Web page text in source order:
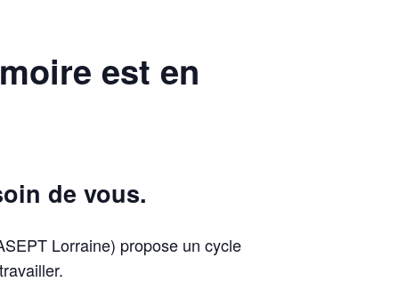
est en
de vous.
Lorraine) propose un cycle